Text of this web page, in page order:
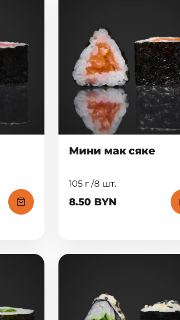
Мини мак сяке
105 г /8 шт.
8.50 BYN